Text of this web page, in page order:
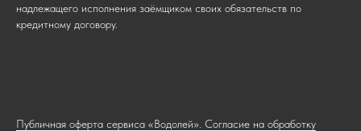
надлежащего исполнения заёмщиком своих обязательств по
кредитному договору.
Публичная оферта сервиса «Водолей». Согласие на обработку